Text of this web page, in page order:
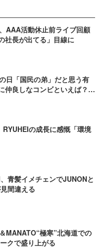
AAA活動休止前ライブ回顧
社長が出てる」目線に
日「国民の弟」だと思う有
仲良しなコンビといえば？
の成長に感慨「環境
青髪イメチェンでJUNONと
間違える
MANATO“極寒”北海道での
クで盛り上がる